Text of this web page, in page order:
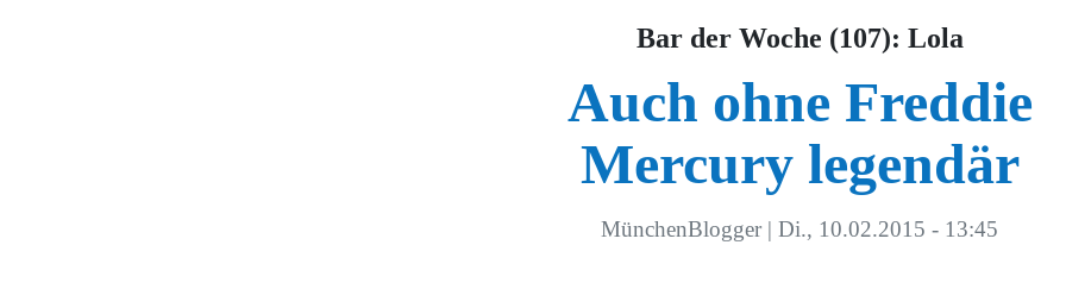
Bar der Woche (107): Lola
Auch ohne Freddie
Mercury legendär
MünchenBlogger | Di., 10.02.2015 - 13:45